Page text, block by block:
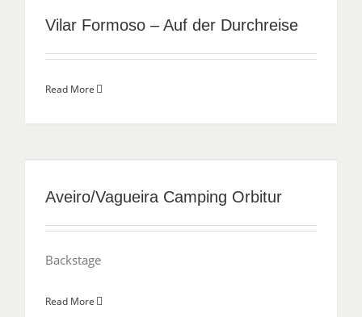
Vilar Formoso – Auf der Durchreise
Read More
Aveiro/Vagueira Camping Orbitur
Backstage
Read More